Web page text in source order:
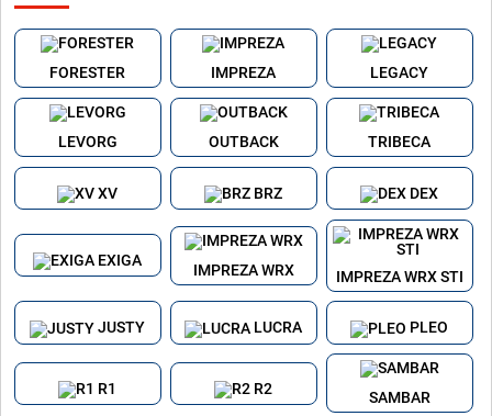
FORESTER IMPREZA LEGACY
LEVORG OUTBACK TRIBECA
XV BRZ DEX
EXIGA
IMPREZA WRX IMPREZA WRX STI
JUSTY LUCRA PLEO
R1 R2
SAMBAR